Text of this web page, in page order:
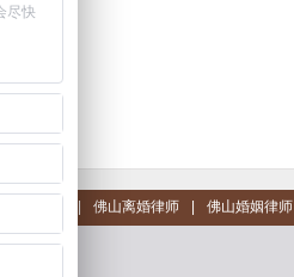
佛山离婚律师 佛山婚姻律师